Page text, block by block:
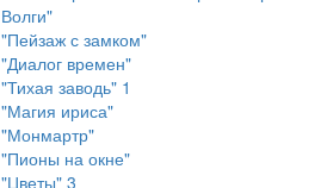
Волги"
"Пейзаж с замком"
"Диалог времен"
"Тихая заводь" 1
"Магия ириса"
"Монмартр"
"Пионы на окне"
"Цветы" 3